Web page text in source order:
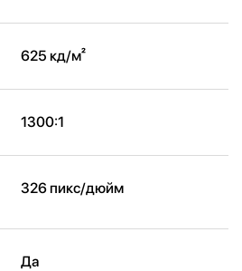
625 кд/м²
1300:1
326 пикс/дюйм
Да